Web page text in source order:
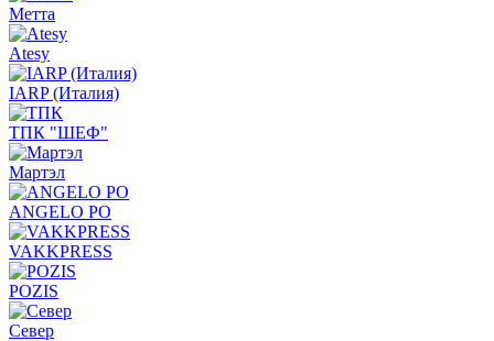
Метта
Atesy
IARP (Италия)
ТПК "ШЕФ"
Мартэл
ANGELO PO
VAKKPRESS
POZIS
Север